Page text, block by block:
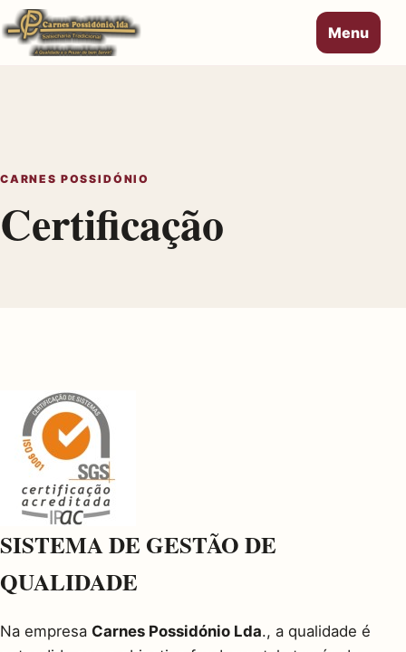
Menu
CARNES POSSIDÓNIO
Certificação
SISTEMA DE GESTÃO DE
QUALIDADE
Na empresa Carnes Possidónio Lda., a qualidade é